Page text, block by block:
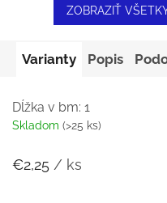
ZOBRAZIŤ
Varianty Popis
Dĺžka v bm: 1
Skladom (>25 ks)
€2,25 / ks